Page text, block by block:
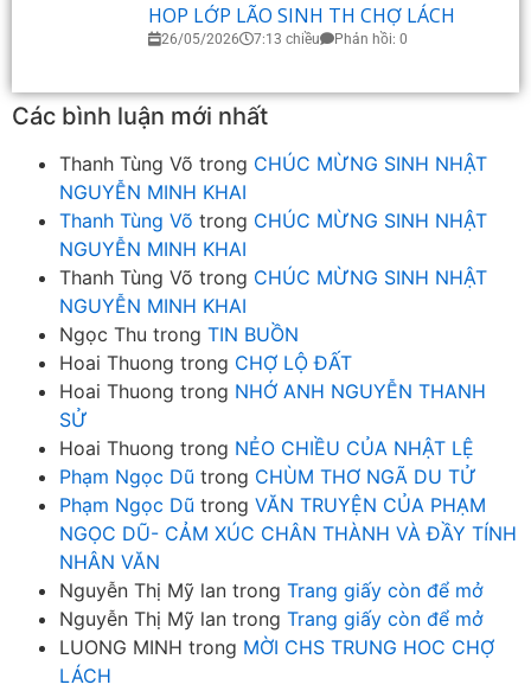
HOP LỚP LÃO SINH TH CHỢ LÁCH
26/05/2026 7:13 chiều Phản hồi: 0
Các bình luận mới nhất
Thanh Tùng Võ trong CHÚC MỪNG SINH NHẬT
NGUYỄN MINH KHAI
Thanh Tùng Võ trong CHÚC MỪNG SINH NHẬT
NGUYỄN MINH KHAI
Thanh Tùng Võ trong CHÚC MỪNG SINH NHẬT
NGUYỄN MINH KHAI
Ngọc Thu trong TIN BUỒN
Hoai Thuong trong CHỢ LỘ ĐẤT
Hoai Thuong trong NHỚ ANH NGUYỄN THANH
SỬ
Hoai Thuong trong NẺO CHIỀU CỦA NHẬT LỆ
Phạm Ngọc Dũ trong CHÙM THƠ NGÃ DU TỬ
Phạm Ngọc Dũ trong VĂN TRUYỆN CỦA PHẠM
NGỌC DŨ- CẢM XÚC CHÂN THÀNH VÀ ĐẦY TÍNH
NHÂN VĂN
Nguyễn Thị Mỹ lan trong Trang giấy còn để mở
Nguyễn Thị Mỹ lan trong Trang giấy còn để mở
LUONG MINH trong MỜI CHS TRUNG HOC CHỢ
LÁCH